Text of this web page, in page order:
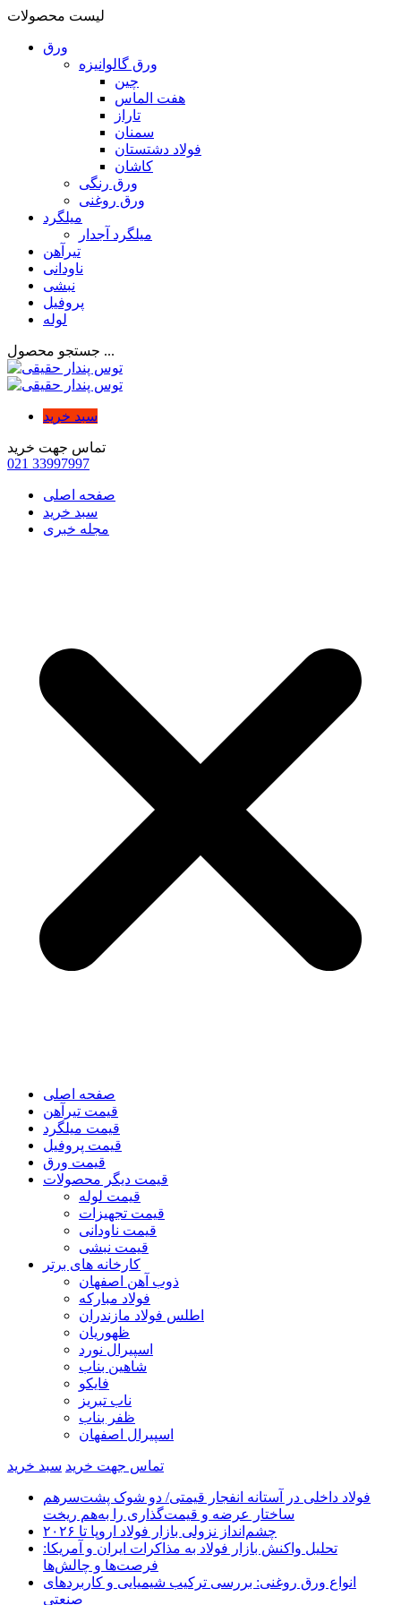
لیست محصولات
ورق
ورق گالوانیزه
چین
هفت الماس
تاراز
سمنان
فولاد دشتستان
کاشان
ورق رنگی
ورق روغنی
میلگرد
میلگرد آجدار
تیرآهن
ناودانی
نبشی
پروفیل
لوله
جستجو محصول ...
سبد خرید
تماس جهت خرید
021 33997997
صفحه اصلی
سبد خرید
مجله خبری
صفحه اصلی
قیمت تیرآهن
قیمت میلگرد
قیمت پروفیل
قیمت ورق
قیمت دیگر محصولات
قیمت لوله
قیمت تجهیزات
قیمت ناودانی
قیمت نبشی
کارخانه های برتر
ذوب آهن اصفهان
فولاد مبارکه
اطلس فولاد مازندران
ظهوریان
اسپیرال نورد
شاهین بناب
فایکو
ناب تبریز
ظفر بناب
اسپیرال اصفهان
تماس جهت خرید سبد خرید
فولاد داخلی در آستانه انفجار قیمتی/ دو شوک پشت‌سرهم
ساختار عرضه و قیمت‌گذاری را به‌هم ریخت
چشم‌انداز نزولی بازار فولاد اروپا تا ۲۰۲۶
تحلیل واکنش بازار فولاد به مذاکرات ایران و آمریکا:
فرصت‌ها و چالش‌ها
انواع ورق روغنی: بررسی ترکیب شیمیایی و کاربردهای
صنعتی